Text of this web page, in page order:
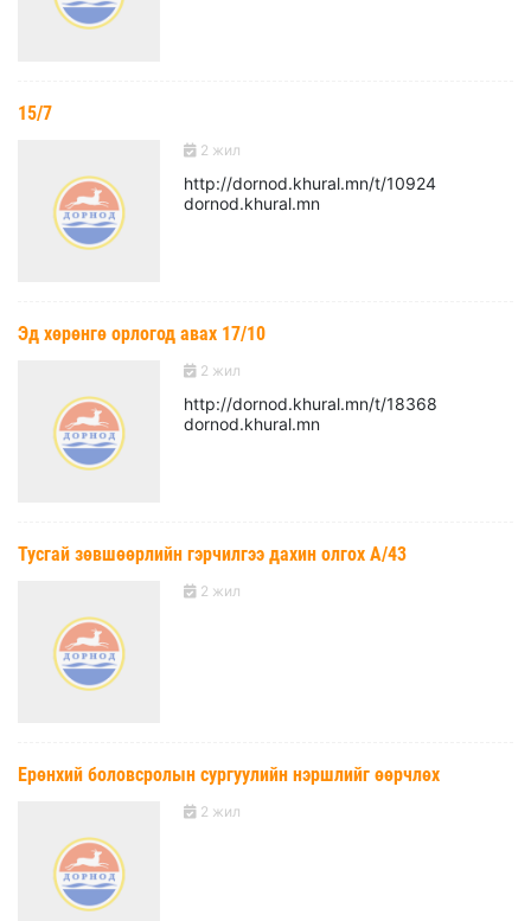
15/7
2 жил
http://dornod.khural.mn/t/10924
dornod.khural.mn
Эд хөрөнгө орлогод авах 17/10
2 жил
http://dornod.khural.mn/t/18368
dornod.khural.mn
Тусгай зөвшөөрлийн гэрчилгээ дахин олгох А/43
2 жил
Ерөнхий боловсролын сургуулийн нэршлийг өөрчлөх
2 жил